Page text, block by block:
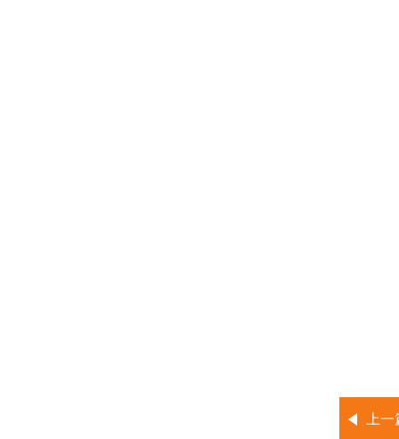
上一